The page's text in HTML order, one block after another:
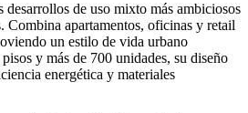
desarrollos de uso mixto más ambiciosos
apartamentos, oficinas y retail
un estilo de vida urbano
y más de 700 unidades, su diseño
energética y materiales